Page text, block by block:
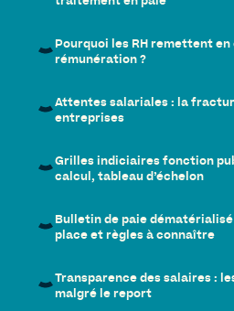
Pourquoi les RH remettent
rémunération ?
Attentes salariales : la
entreprises
Grilles indiciaires fonction
calcul, tableau d’échelon
Bulletin de paie
place et règles à connaître
Transparence des salaires :
malgré le report